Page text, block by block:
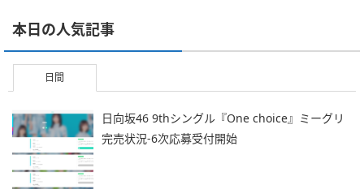
本日の人気記事
日間
日向坂46 9thシングル『One choice』ミーグリ
完売状況-6次応募受付開始